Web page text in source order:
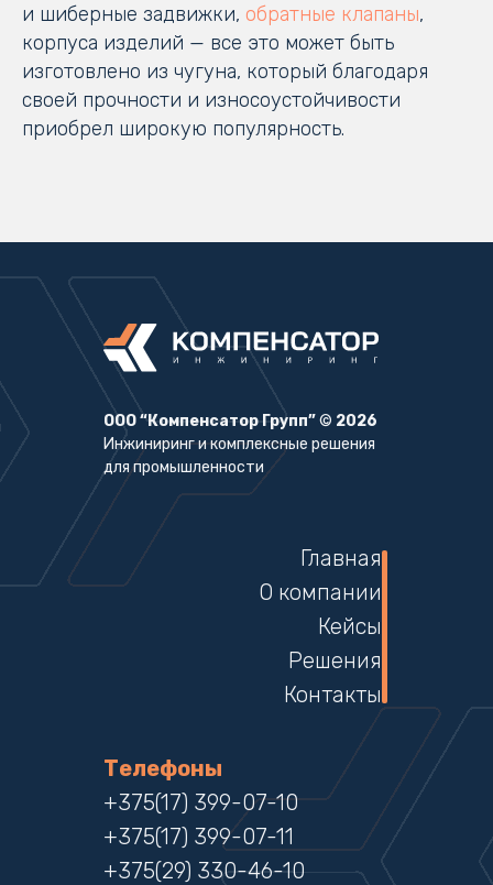
и шиберные задвижки, обратные клапаны,
корпуса изделий — все это может быть
изготовлено из чугуна, который благодаря
своей прочности и износоустойчивости
приобрел широкую популярность.
ООО “Компенсатор Групп”© 2026
Инжиниринг и комплексные решения
для промышленности
Телефоны
+375(17) 399-07-10
+375(17) 399-07-11
+375(29) 330-46-10
Главная
О компании
Кейсы
Решения
Контакты